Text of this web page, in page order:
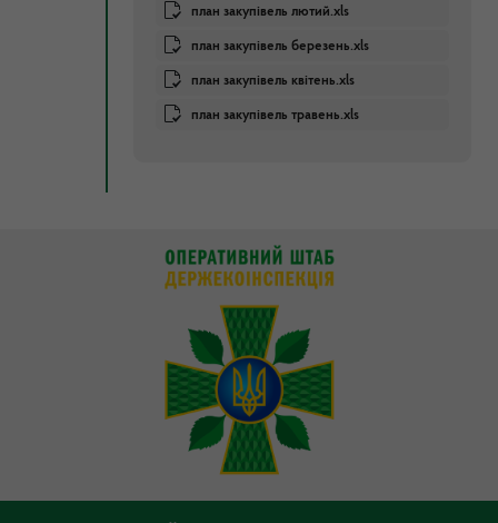
план закупівель лютий.xls
план закупівель березень.xls
план закупівель квітень.xls
план закупівель травень.xls